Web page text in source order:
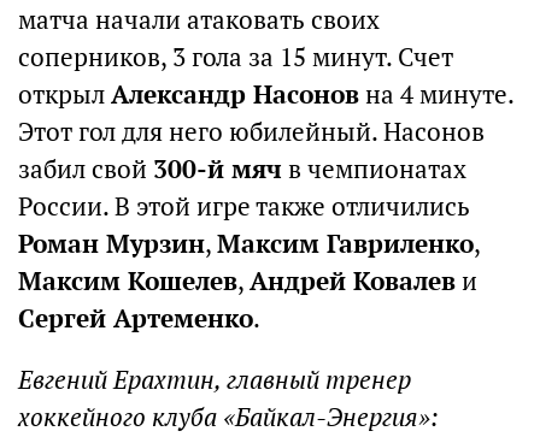
матча начали атаковать своих
соперников, 3 гола за 15 минут. Счет
открылАлександр Насоновна 4 минуте.
Этот гол для него юбилейный. Насонов
забил свой 300-й мяч в чемпионатах
России. В этой игре также отличились
Роман Мурзин,Максим Гавриленко,
Максим Кошелев,Андрей Ковалеви
Сергей Артеменко.
Евгений Ерахтин, главный тренер
хоккейного клуба «Байкал-Энергия»: